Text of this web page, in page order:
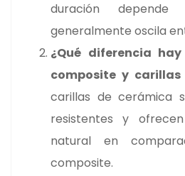
duración
generalmente oscila
¿Qué diferencia
composite y
carillas de cerámica
resistentes y
natural en
composite.